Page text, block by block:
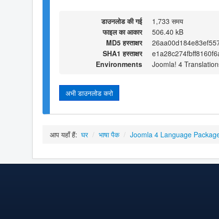
डाउनलोड की गई
1,733 समय
फाइल का आकार
506.40 kB
MD5 हस्ताक्षर
SHA1 हस्ताक्षर
Environments
Joomla! 4
अभी डाउनलोड करो
आप यहाँ हैं: घर / भाषा पैक / Joomla 4 Language